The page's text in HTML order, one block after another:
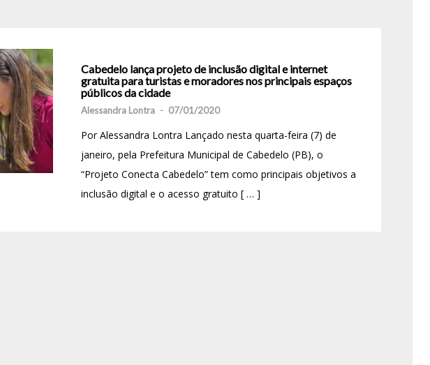
Cabedelo lança projeto de inclusão digital e internet
gratuita para turistas e moradores nos principais espaços
públicos da cidade
Alessandra Lontra - 07/01/2020
Por Alessandra Lontra Lançado nesta quarta-feira (7) de
janeiro, pela Prefeitura Municipal de Cabedelo (PB), o
“Projeto Conecta Cabedelo” tem como principais objetivos a
inclusão digital e o acesso gratuito [ … ]